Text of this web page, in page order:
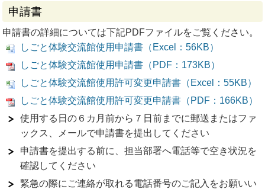
申請書
申請書の詳細については下記PDFファイルをご覧ください。
しごと体験交流館使用申請書（Excel：56KB）
しごと体験交流館使用申請書（PDF：173KB）
しごと体験交流館使用許可変更申請書（Excel：55KB）
しごと体験交流館使用許可変更申請書（PDF：166KB）
使用する日の６カ月前から７日前までに郵送またはファ
ックス、メールで申請書を提出してください
申請書を提出する前に、担当部署へ電話等で空き状況を
確認してください
緊急の際にご連絡が取れる電話番号のご記入をお願いい